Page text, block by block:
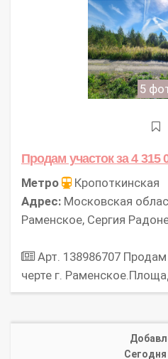
5
Продам участокза 4 315
Метро
Кропоткинская
Адрес: Московская
Раменское, Сергия
Арт. 138986707
черте г.
Сегодня